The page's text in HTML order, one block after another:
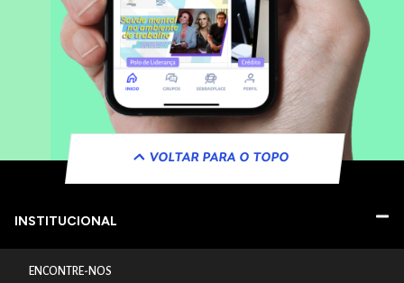
VOLTAR PARA O TOPO
INSTITUCIONAL
ENCONTRE-NOS